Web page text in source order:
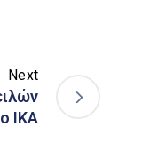
Next
ΙΚΑ